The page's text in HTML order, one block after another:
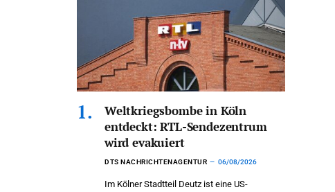
Weltkriegsbombe in Köln
entdeckt: RTL-Sendezentrum
wird evakuiert
DTS NACHRICHTENAGENTUR 06/08/2026
Im Kölner Stadtteil Deutz ist eine US-